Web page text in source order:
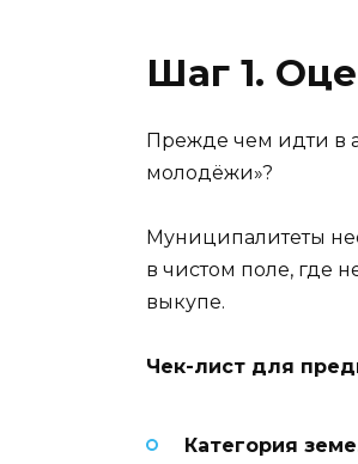
Шаг 1.
Прежде чем идти в
молодёжи»?
Муниципалитеты
в чистом поле, где
выкупе.
Чек-лист для
Категория